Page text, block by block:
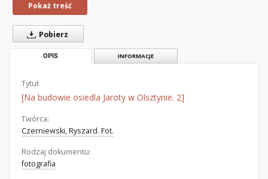
Pokaż treść
Pobierz
OPIS INFORMACJE
Tytuł:
[Na budowie osiedla Jaroty w Olsztynie. 2]
Twórca:
Czerniewski, Ryszard. Fot.
Rodzaj dokumentu:
fotografia